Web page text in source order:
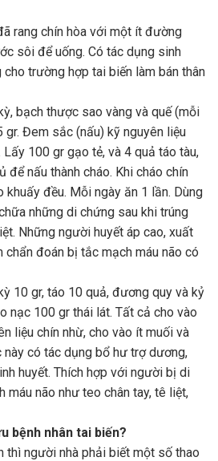
rang chín hòa với một ít đường
sôi để uống. Có tác dụng sinh
cho trường hợp tai biến làm bán thân
bạch thược sao vàng và quế (mỗi
Đem sắc (nấu) kỹ nguyên liệu
100 gr gạo tẻ, và 4 quả táo tàu,
nấu thành cháo. Khi cháo chín
khuấy đều. Mỗi ngày ăn 1 lần. Dùng
những di chứng sau khi trúng
Những người huyết áp cao, xuất
chẩn đoán bị tắc mạch máu não có
10 gr, táo 10 quả, đương quy và kỷ
nạc 100 gr thái lát. Tất cả cho vào
liệu chín nhừ, cho vào ít muối và
này có tác dụng bổ hư trợ dương,
huyết. Thích hợp với người bị di
máu não như teo chân tay, tê liệt,
bệnh nhân tai biến?
thì người nhà phải biết một số thao